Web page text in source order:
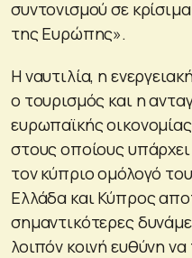
συντονισμού σε
της Ευρώπης».
Η ναυτιλία, η
ο τουρισμός και η
ευρωπαϊκής
στους οποίους
τον κύπριο ομόλογό
Ελλάδα και Κύπρος
σημαντικότερες
λοιπόν κοινή ευθύνη